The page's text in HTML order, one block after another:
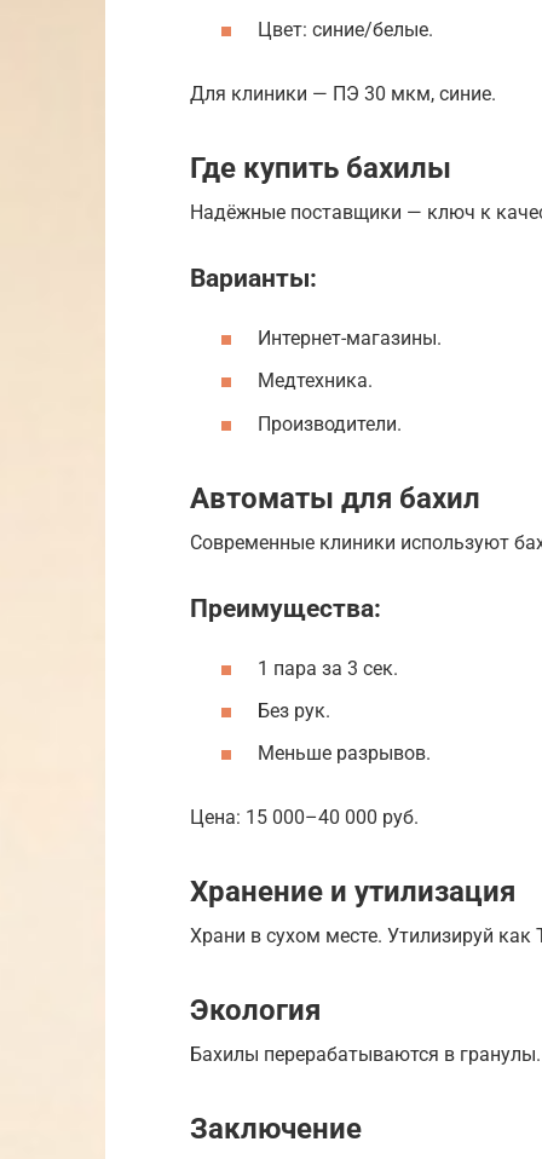
Цвет: синие/белые.
Для клиники — ПЭ 30 мкм, синие.
Где купить бахилы
Надёжные поставщики — ключ к
Варианты:
Интернет-магазины.
Медтехника.
Производители.
Автоматы для бахил
Современные клиники используют
Преимущества:
1 пара за 3 сек.
Без рук.
Меньше разрывов.
Цена: 15 000–40 000 руб.
Хранение и утилизация
Храни в сухом месте. Утилизируй как
Экология
Бахилы перерабатываются в
Заключение